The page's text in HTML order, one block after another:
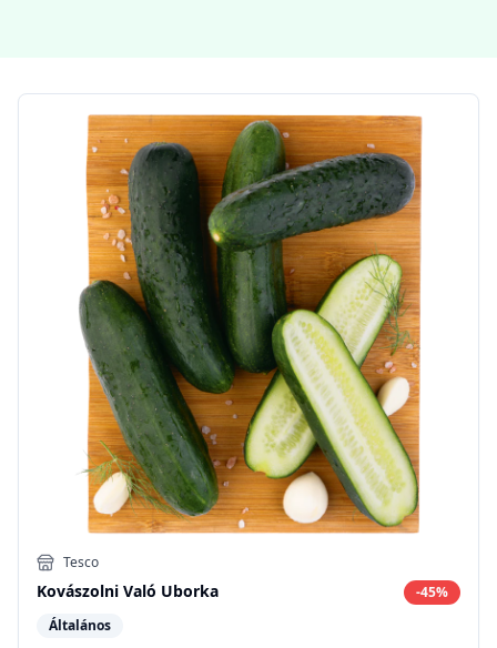
Tesco
Kovászolni Való Uborka -45%
Általános